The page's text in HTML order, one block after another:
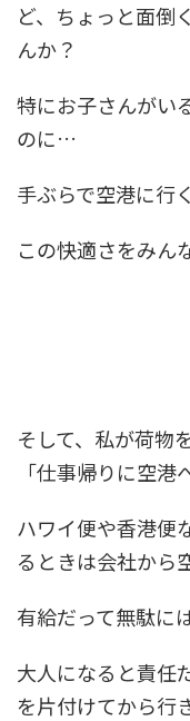
ど、ちょっと面倒
んか？
特にお子さんがい
のに…
手ぶらで空港に行
この快適さをみん
そして、私が荷物
「仕事帰りに空港
ハワイ便や香港便
るときは会社から
有給だって無駄に
大人になると責任
を片付けてから行